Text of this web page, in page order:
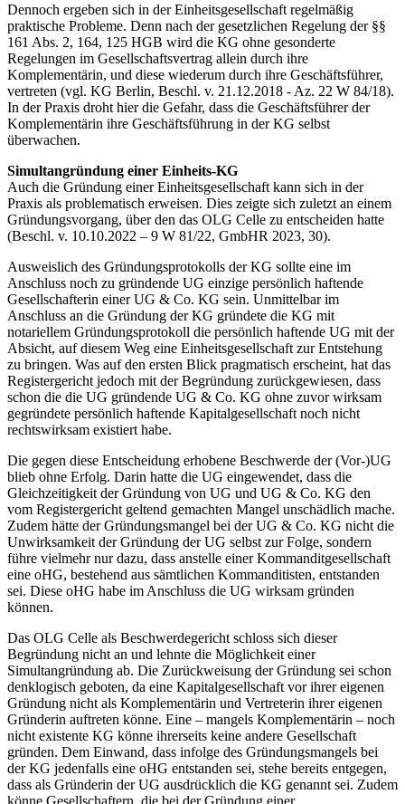
Dennoch ergeben sich in der Einheitsgesellschaft regelmäßig
praktische Probleme. Denn nach der gesetzlichen Regelung der §§
161 Abs. 2, 164, 125 HGB wird die KG ohne gesonderte
Regelungen im Gesellschaftsvertrag allein durch ihre
Komplementärin, und diese wiederum durch ihre Geschäftsführer,
vertreten (vgl. KG Berlin, Beschl. v. 21.12.2018 - Az. 22 W 84/18).
In der Praxis droht hier die Gefahr, dass die Geschäftsführer der
Komplementärin ihre Geschäftsführung in der KG selbst
überwachen.
Simultangründung einer Einheits-KG
Auch die Gründung einer Einheitsgesellschaft kann sich in der
Praxis als problematisch erweisen. Dies zeigte sich zuletzt an einem
Gründungsvorgang, über den das OLG Celle zu entscheiden hatte
(Beschl. v. 10.10.2022 – 9 W 81/22, GmbHR 2023, 30).
Ausweislich des Gründungsprotokolls der KG sollte eine im
Anschluss noch zu gründende UG einzige persönlich haftende
Gesellschafterin einer UG & Co. KG sein. Unmittelbar im
Anschluss an die Gründung der KG gründete die KG mit
notariellem Gründungsprotokoll die persönlich haftende UG mit der
Absicht, auf diesem Weg eine Einheitsgesellschaft zur Entstehung
zu bringen. Was auf den ersten Blick pragmatisch erscheint, hat das
Registergericht jedoch mit der Begründung zurückgewiesen, dass
schon die die UG gründende UG & Co. KG ohne zuvor wirksam
gegründete persönlich haftende Kapitalgesellschaft noch nicht
rechtswirksam existiert habe.
Die gegen diese Entscheidung erhobene Beschwerde der (Vor-)UG
blieb ohne Erfolg. Darin hatte die UG eingewendet, dass die
Gleichzeitigkeit der Gründung von UG und UG & Co. KG den
vom Registergericht geltend gemachten Mangel unschädlich mache.
Zudem hätte der Gründungsmangel bei der UG & Co. KG nicht die
Unwirksamkeit der Gründung der UG selbst zur Folge, sondern
führe vielmehr nur dazu, dass anstelle einer Kommanditgesellschaft
eine oHG, bestehend aus sämtlichen Kommanditisten, entstanden
sei. Diese oHG habe im Anschluss die UG wirksam gründen
können.
Das OLG Celle als Beschwerdegericht schloss sich dieser
Begründung nicht an und lehnte die Möglichkeit einer
Simultangründung ab. Die Zurückweisung der Gründung sei schon
denklogisch geboten, da eine Kapitalgesellschaft vor ihrer eigenen
Gründung nicht als Komplementärin und Vertreterin ihrer eigenen
Gründerin auftreten könne. Eine – mangels Komplementärin – noch
nicht existente KG könne ihrerseits keine andere Gesellschaft
gründen. Dem Einwand, dass infolge des Gründungsmangels bei
der KG jedenfalls eine oHG entstanden sei, stehe bereits entgegen,
dass als Gründerin der UG ausdrücklich die KG genannt sei. Zudem
könne Gesellschaftern, die bei der Gründung einer